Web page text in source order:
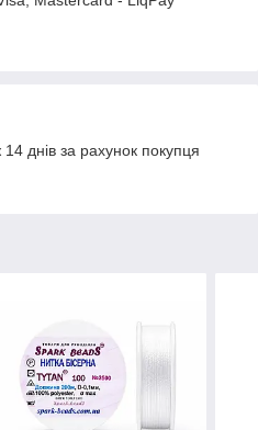
днів за рахунок покупця